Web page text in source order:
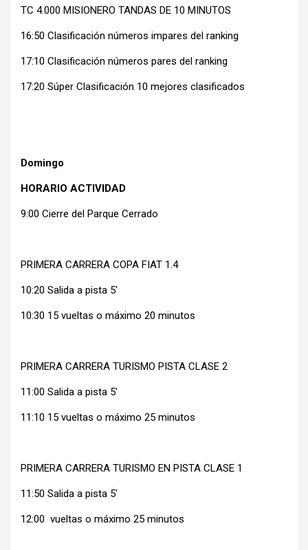
TC 4.000 MISIONERO TANDAS DE 10 MINUTOS
16:50 Clasificación números impares del ranking
17:10 Clasificación números pares del ranking
17:20 Súper Clasificación 10 mejores clasificados
Domingo
HORARIO ACTIVIDAD
9:00 Cierre del Parque Cerrado
PRIMERA CARRERA COPA FIAT 1.4
10:20 Salida a pista 5′
10:30 15 vueltas o máximo 20 minutos
PRIMERA CARRERA TURISMO PISTA CLASE 2
11:00 Salida a pista 5′
11:10 15 vueltas o máximo 25 minutos
PRIMERA CARRERA TURISMO EN PISTA CLASE 1
11:50 Salida a pista 5′
12:00 vueltas o máximo 25 minutos